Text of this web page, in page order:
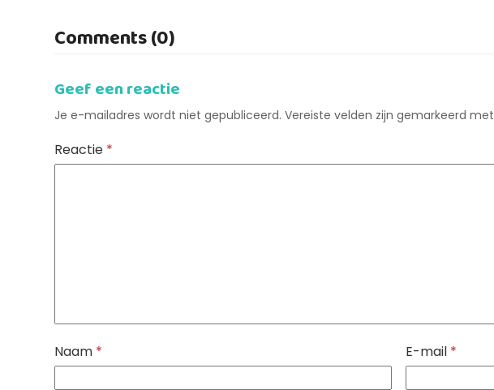
Comments (0)
Geef een reactie
Je e-mailadres wordt niet gepubliceerd. Vereiste velden zijn gemarkeerd met
Reactie *
Naam * E-mail *